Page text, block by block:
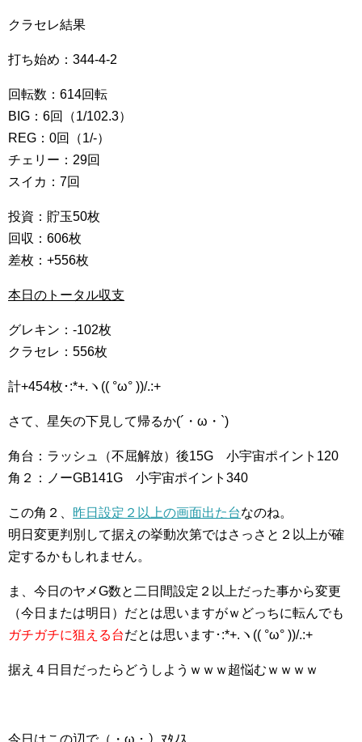
クラセレ結果
打ち始め：344-4-2
回転数：614回転
BIG：6回（1/102.3）
REG：0回（1/-）
チェリー：29回
スイカ：7回
投資：貯玉50枚
回収：606枚
差枚：+556枚
本日のトータル収支
グレキン：-102枚
クラセレ：556枚
計+454枚･:*+.ヽ(( °ω° ))/.:+
さて、星矢の下見して帰るか(´・ω・`)
角台：ラッシュ（不屈解放）後15G 小宇宙ポイント120
角２：ノーGB141G 小宇宙ポイント340
この角２、 昨日設定２以上の画面出た台なのね。
明日変更判別して据えの挙動次第ではさっさと２以上が確
定するかもしれません。
ま、今日のヤメG数と二日間設定２以上だった事から変更
（今日または明日）だとは思いますがｗどっちに転んでも
ガチガチに狙える台だとは思います･:*+.ヽ(( °ω° ))/.:+
据え４日目だったらどうしようｗｗｗ超悩むｗｗｗｗ
今日はこの辺で（・ω・）ﾏﾀﾉｽ